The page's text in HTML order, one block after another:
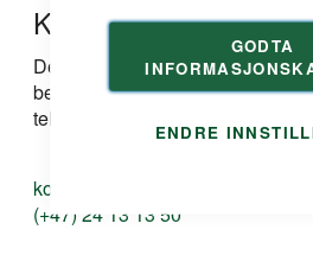
GODTA
ENDRE
Kontakt oss
Dersom du har spørsmål om
bestilling kan du ta kontakt med
telefon:
kontakt@duri.no
(+47) 24 13 13 50